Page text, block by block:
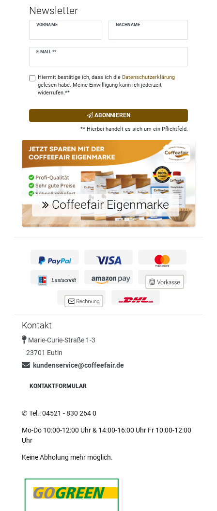
Newsletter
VORNAME NACHNAME
E-MAIL **
Newsletter
Hiermit bestätige ich, dass ich die Daten­schutz­erklärung
gelesen habe. Meine Einwilligung kann ich jederzeit
widerrufen.**
ABONNIEREN
** Hierbei handelt es sich um ein Pflichtfeld.
Coffeefair Eigenmarke
Kontakt
Marie-Curie-Straße 1-3
23701 Eutin
kundenservice@coffeefair.de
KONTAKTFORMULAR
✆Tel.: 04521 - 830 264 0
Mo-Do 10:00-12:00 Uhr & 14:00-16:00 Uhr Fr 10:00-12:00
Uhr
Keine Abholung mehr möglich.